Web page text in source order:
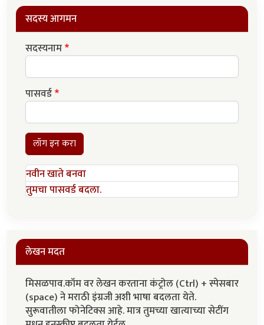
सदस्य आगमन
सदस्यनाम
पासवर्ड
लॉग इन करा
नवीन खाते बनवा
तुमचा पासवर्ड बदला.
लेखन मदत
मिसळपाव.कॉम वर लेखन करताना कंट्रोल (Ctrl) + स्पेसबार
(space) ने मराठी इंग्रजी अशी भाषा बदलता येते.
सुरूवातीला फोनेटिक्स आहे. मात्र तुमच्या खात्याच्या सेटींग